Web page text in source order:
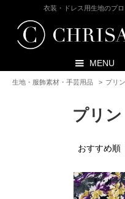
衣装・ドレス用生地のプ
MENU
生地・服飾素材・手芸用品 > プリ
プリ
おすすめ順